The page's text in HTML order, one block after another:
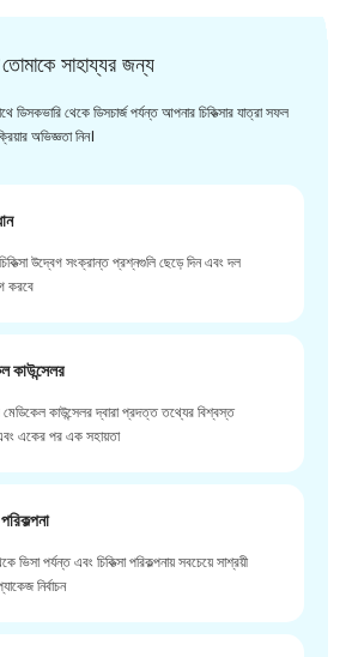
তোমাকে সাহায্যর জন্য
থেকে ডিসচার্জ পর্যন্ত আপনার চিকিত্সার যাত্রা সফল
অভিজ্ঞতা নিন।
উদ্বেগ সংক্রান্ত প্রশ্নগুলি ছেড়ে দিন এবং দল
করবে
কাউন্সেলর
কাউন্সেলর দ্বারা প্রদত্ত তথ্যের বিশ্বস্ত
একের পর এক সহায়তা
ভিসা পর্যন্ত এবং চিকিত্সা পরিকল্পনায় সবচেয়ে সাশ্রয়ী
নির্বাচন